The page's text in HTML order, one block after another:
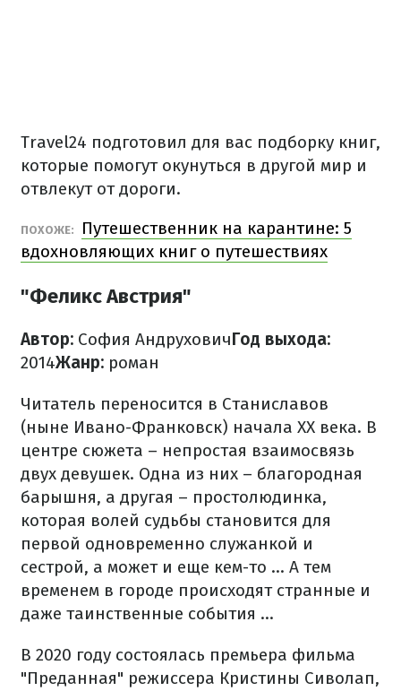
Travel24 подготовил для вас подборку книг,
которые помогут окунуться в другой мир и
отвлекут от дороги.
ПОХОЖЕ:
Путешественник на карантине: 5
вдохновляющих книг о путешествиях
"Феликс Австрия"
Автор: София АндруховичГод выхода:
2014Жанр: роман
Читатель переносится в Станиславов
(ныне Ивано-Франковск) начала XX века. В
центре сюжета – непростая взаимосвязь
двух девушек. Одна из них – благородная
барышня, а другая – простолюдинка,
которая волей судьбы становится для
первой одновременно служанкой и
сестрой, а может и еще кем-то ... А тем
временем в городе происходят странные и
даже таинственные события ...
В 2020 году состоялась премьера фильма
"Преданная" режиссера Кристины Сиволап,